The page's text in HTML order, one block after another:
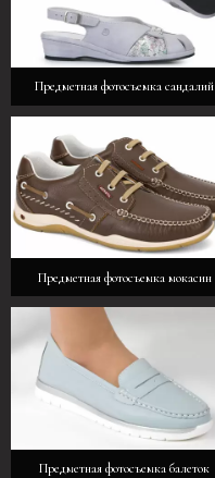
Предметная фотосъемка сандалий
Предметная фотосъемка мокасин
Предметная фотосъемка балеток